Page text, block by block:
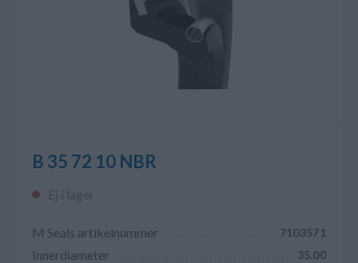
B 35 72 10 NBR
Ej i lager
M Seals artikelnummer 7103571
Innerdiameter 35.00